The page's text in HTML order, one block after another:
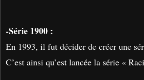
-Série 1900 :
En 1993, il fut décider de créer une
C’est ainsi qu’est lancée la série «